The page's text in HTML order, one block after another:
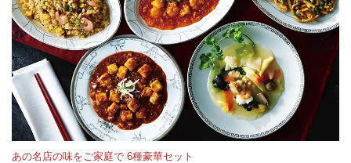
あの名店の味をご家庭で 6種豪華セット